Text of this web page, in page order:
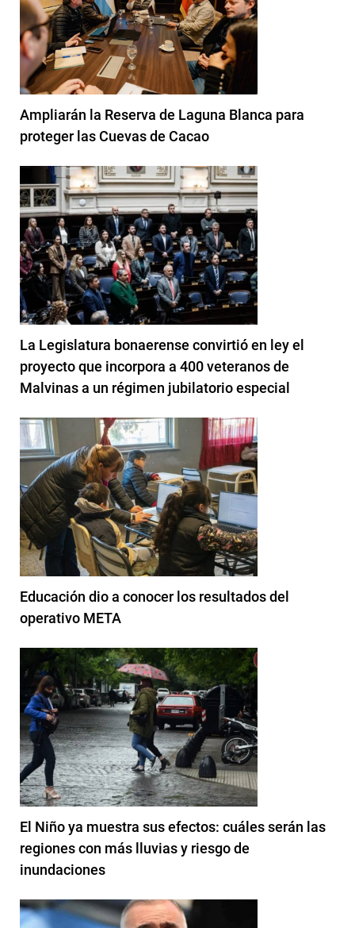
Ampliarán la Reserva de Laguna Blanca para
proteger las Cuevas de Cacao
La Legislatura bonaerense convirtió en ley el
proyecto que incorpora a 400 veteranos de
Malvinas a un régimen jubilatorio especial
Educación dio a conocer los resultados del
operativo META
El Niño ya muestra sus efectos: cuáles serán las
regiones con más lluvias y riesgo de
inundaciones